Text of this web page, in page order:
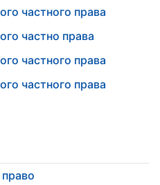
частного права
частно права
частного права
частного права